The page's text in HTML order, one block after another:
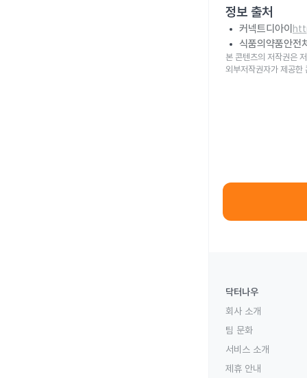
정보 출처
커넥트디아이
식품의약품안전
본 콘텐츠의 저작권은
외부저작권자가 제공한
닥터나우
회사 소개
팀 문화
서비스 소개
제휴 안내